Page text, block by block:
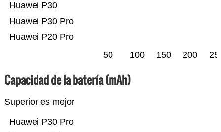
Huawei P20 Pro
Huawei P30 Pro
Huawei P30
50 100 150 200
Capacidad de la batería (mAh)
Superior es mejor
Huawei P30 Pro